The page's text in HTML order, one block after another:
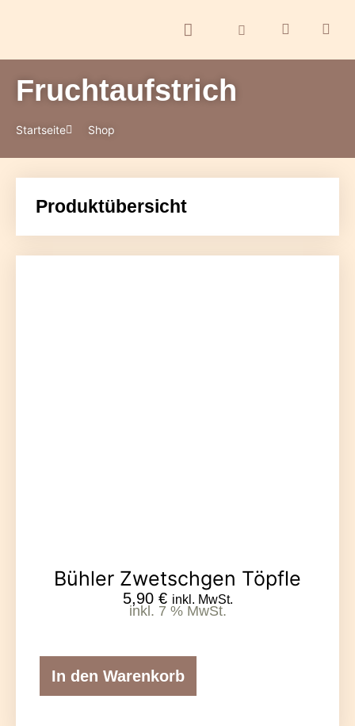
Fruchtaufstrich
Startseite Shop
Produktübersicht
Bühler Zwetschgen Töpfle
5,90 € inkl. MwSt.
inkl. 7 % MwSt.
In den Warenkorb